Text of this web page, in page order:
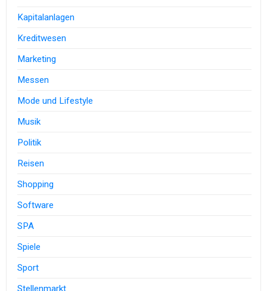
Kapitalanlagen
Kreditwesen
Marketing
Messen
Mode und Lifestyle
Musik
Politik
Reisen
Shopping
Software
SPA
Spiele
Sport